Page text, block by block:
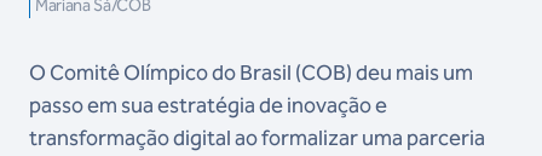
Mariana Sá/COB
O Comitê Olímpico do Brasil (COB) deu mais um
passo em sua estratégia de inovação e
transformação digital ao formalizar uma parceria